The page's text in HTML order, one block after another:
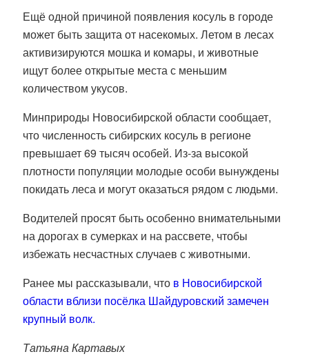
Ещё одной причиной появления косуль в городе
может быть защита от насекомых. Летом в лесах
активизируются мошка и комары, и животные
ищут более открытые места с меньшим
количеством укусов.
Минприроды Новосибирской области сообщает,
что численность сибирских косуль в регионе
превышает 69 тысяч особей. Из-за высокой
плотности популяции молодые особи вынуждены
покидать леса и могут оказаться рядом с людьми.
Водителей просят быть особенно внимательными
на дорогах в сумерках и на рассвете, чтобы
избежать несчастных случаев с животными.
Ранее мы рассказывали, что в Новосибирской
области вблизи посёлка Шайдуровский замечен
крупный волк.
Татьяна Картавых